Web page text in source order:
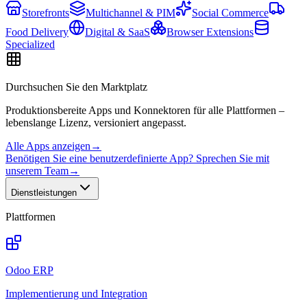
Storefronts
Multichannel & PIM
Social Commerce
Food Delivery
Digital & SaaS
Browser Extensions
Specialized
Durchsuchen Sie den Marktplatz
Produktionsbereite Apps und Konnektoren für alle Plattformen –
lebenslange Lizenz, versioniert angepasst.
Alle Apps anzeigen →
Benötigen Sie eine benutzerdefinierte App? Sprechen Sie mit
unserem Team→
Dienstleistungen
Plattformen
Odoo ERP
Implementierung und Integration